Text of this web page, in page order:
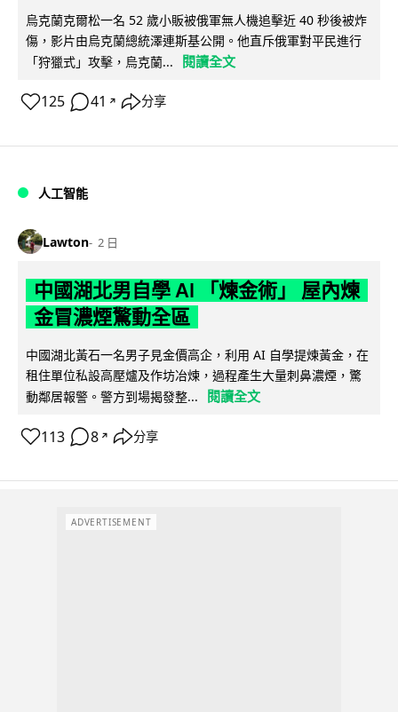
烏克蘭克爾松一名 52 歲小販被俄軍無人機追擊近 40 秒後被炸
傷，影片由烏克蘭總統澤連斯基公開。他直斥俄軍對平民進行
「狩獵式」攻擊，烏克蘭...
閱讀全文
125 41 ↗ 分享
人工智能
Lawton 2 日
中國湖北男自學 AI 「煉金術」 屋內煉
金冒濃煙驚動全區
中國湖北黃石一名男子見金價高企，利用 AI 自學提煉黃金，在
租住單位私設高壓爐及作坊冶煉，過程產生大量刺鼻濃煙，驚
動鄰居報警。警方到場揭發整...
閱讀全文
113 8 ↗ 分享
ADVERTISEMENT